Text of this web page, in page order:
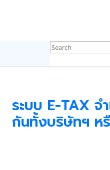
ระบบ E-TAX
กันทั้งบริษัทฯ ห